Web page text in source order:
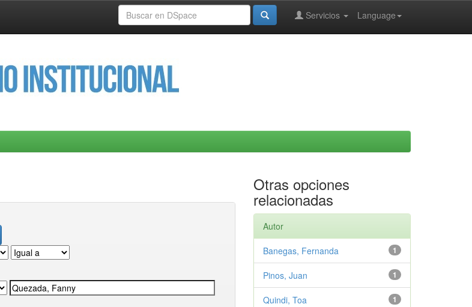
Language
Servicios
Otras opciones
relacionadas
Autor
1
Banegas, Fernanda
1
Pinos, Juan
1
Quindi, Toa